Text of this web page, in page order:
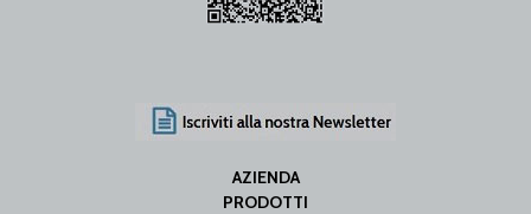
AZIENDA
PRODOTTI